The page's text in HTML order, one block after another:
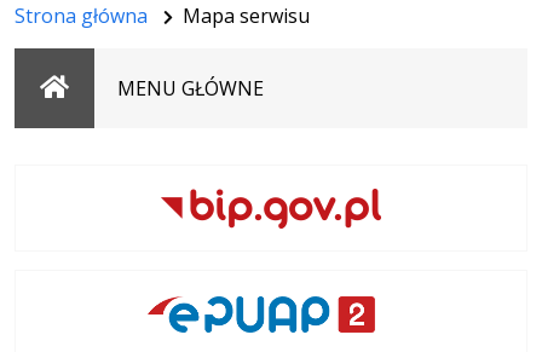
Strona główna Mapa serwisu
StronaMENU GŁÓWNE